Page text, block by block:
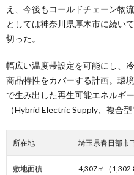
え、今後もコールドチェーン物
としては神奈川県厚木市に続い
切った。
幅広い温度帯設定を可能にし、
商品特性をカバーする計画。環
で生み出した再生可能エネルギ
（Hybrid Electric Supply、複合
所在地 埼玉県春日部市
敷地面積 4,307㎡（